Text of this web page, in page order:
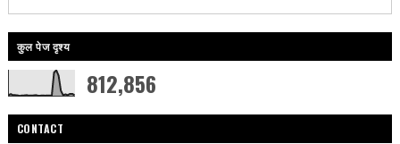
कुल पेज दृश्य
812,856
CONTACT